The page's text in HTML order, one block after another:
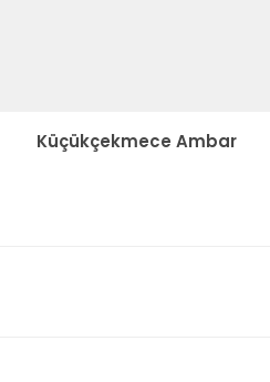
Küçükçekmece Ambar